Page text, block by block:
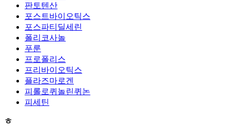
판토텐산
포스트바이오틱스
포스파티딜세린
폴리코사놀
푸룬
프로폴리스
프리바이오틱스
플라즈마로겐
피롤로퀴놀린퀴논
피세틴
ㅎ